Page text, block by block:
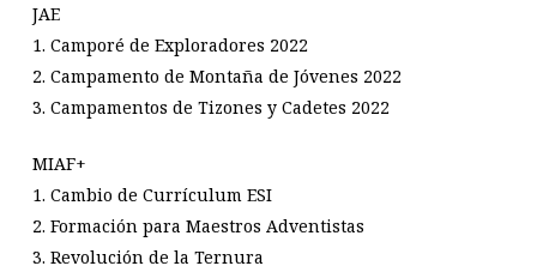
JAE
1. Camporé de Exploradores 2022
2. Campamento de Montaña de Jóvenes 2022
3. Campamentos de Tizones y Cadetes 2022
MIAF+
1. Cambio de Currículum ESI
2. Formación para Maestros Adventistas
3. Revolución de la Ternura